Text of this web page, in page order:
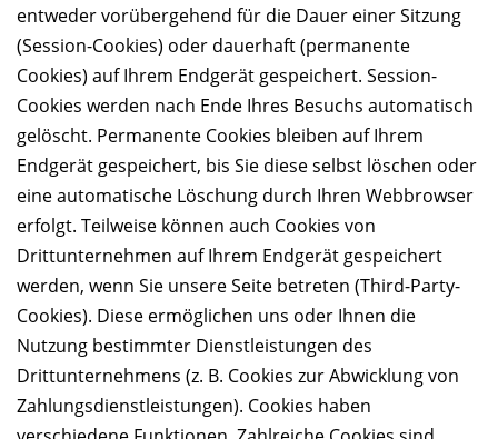
entweder vorübergehend für die Dauer einer Sitzung
(Session-Cookies) oder dauerhaft (permanente
Cookies) auf Ihrem Endgerät gespeichert. Session-
Cookies werden nach Ende Ihres Besuchs automatisch
gelöscht. Permanente Cookies bleiben auf Ihrem
Endgerät gespeichert, bis Sie diese selbst löschen oder
eine automatische Löschung durch Ihren Webbrowser
erfolgt. Teilweise können auch Cookies von
Drittunternehmen auf Ihrem Endgerät gespeichert
werden, wenn Sie unsere Seite betreten (Third-Party-
Cookies). Diese ermöglichen uns oder Ihnen die
Nutzung bestimmter Dienstleistungen des
Drittunternehmens (z. B. Cookies zur Abwicklung von
Zahlungsdienstleistungen). Cookies haben